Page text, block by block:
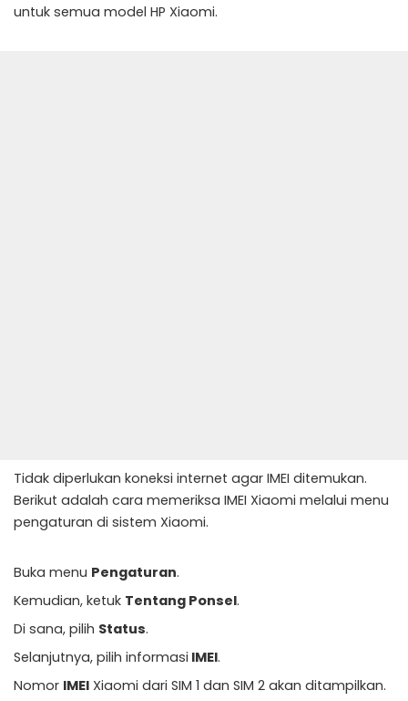
untuk semua model HP Xiaomi.
Tidak diperlukan koneksi internet agar IMEI ditemukan.
Berikut adalah cara memeriksa IMEI Xiaomi melalui menu
pengaturan di sistem Xiaomi.
Buka menu Pengaturan.
Kemudian, ketuk Tentang Ponsel.
Di sana, pilih Status.
Selanjutnya, pilih informasi IMEI.
Nomor IMEI Xiaomi dari SIM 1 dan SIM 2 akan ditampilkan.